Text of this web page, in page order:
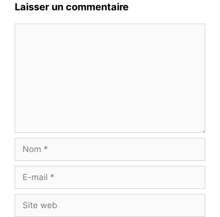
Laisser un commentaire
mail
web